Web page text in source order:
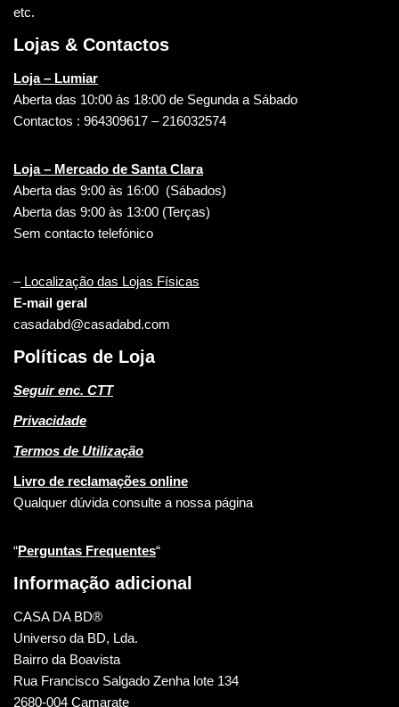
etc.
Lojas & Contactos
Loja – Lumiar
Aberta das 10:00 às 18:00 de Segunda a Sábado
Contactos : 964309617 – 216032574
Loja – Mercado de Santa Clara
Aberta das 9:00 às 16:00 (Sábados)
Aberta das 9:00 às 13:00 (Terças)
Sem contacto telefónico
–Localização das Lojas Físicas
E-mail geral
casadabd@casadabd.com
Políticas de Loja
Seguir enc. CTT
Privacidade
Termos de Utilização
Livro de reclamações online
Qualquer dúvida consulte a nossa página
“Perguntas Frequentes“
Informação adicional
CASA DA BD®
Universo da BD, Lda.
Bairro da Boavista
Rua Francisco Salgado Zenha lote 134
2680-004 Camarate